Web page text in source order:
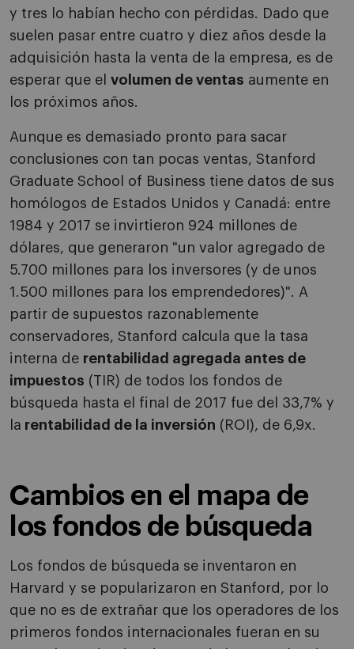
y tres lo habían hecho con pérdidas. Dado que
suelen pasar entre cuatro y diez años desde la
adquisición hasta la venta de la empresa, es de
esperar que el volumen de ventas aumente en
los próximos años.
Aunque es demasiado pronto para sacar
conclusiones con tan pocas ventas, Stanford
Graduate School of Business tiene datos de sus
homólogos de Estados Unidos y Canadá: entre
1984 y 2017 se invirtieron 924 millones de
dólares, que generaron "un valor agregado de
5.700 millones para los inversores (y de unos
1.500 millones para los emprendedores)". A
partir de supuestos razonablemente
conservadores, Stanford calcula que la tasa
interna de rentabilidad agregada antes de
impuestos (TIR) de todos los fondos de
búsqueda hasta el final de 2017 fue del 33,7% y
la rentabilidad de la inversión (ROI), de 6,9x.
Cambios en el mapa de
los fondos de búsqueda
Los fondos de búsqueda se inventaron en
Harvard y se popularizaron en Stanford, por lo
que no es de extrañar que los operadores de los
primeros fondos internacionales fueran en su